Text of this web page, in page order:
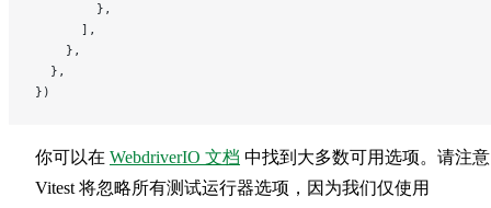
        },
      ],
    },
  },
})
你可以在 WebdriverIO 文档 中找到大多数可用选项。请注
Vitest 将忽略所有测试运行器选项，因为我们仅使用